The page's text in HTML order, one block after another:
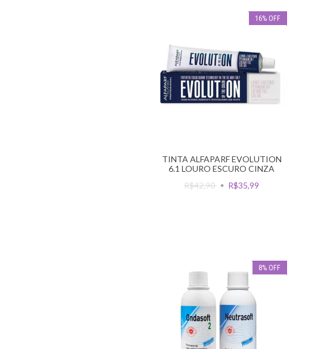
16% OFF
TINTA ALFAPARF EVOLUTION
6.1 LOURO ESCURO CINZA
R$42,90
R$35,99
8% OFF